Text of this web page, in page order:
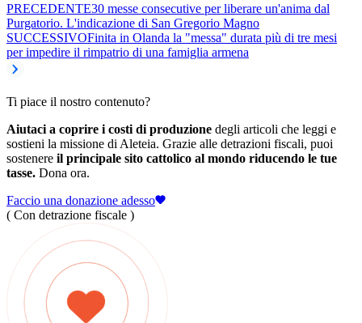
PRECEDENTE30 messe consecutive per liberare un'anima dal
Purgatorio. L'indicazione di San Gregorio Magno
SUCCESSIVOFinita in Olanda la "messa" durata più di tre mesi
per impedire il rimpatrio di una famiglia armena
Ti piace il nostro contenuto?
Aiutaci a coprire i costi di produzione degli articoli che leggi e
sostieni la missione di Aleteia. Grazie alle detrazioni fiscali, puoi
sostenere il principale sito cattolico al mondo riducendo le tue
tasse. Dona ora.
Faccio una donazione adesso
( Con detrazione fiscale )